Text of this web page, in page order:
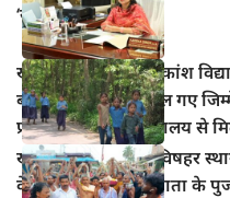
‘सोलर मेला–2026’
खानपुर प्रखंड के अधिकांश
बच्चों का निवाला निगल गए
प्रधानाध्यापक भी विद्यालय से
खानपुर बाजार स्थित विषहर
के अवसर पर विषहर माता के